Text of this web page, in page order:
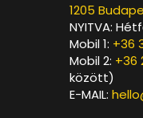
1205
NYITVA:
Mobil 1: +36
Mobil 2: +36
között)
E-MAIL: